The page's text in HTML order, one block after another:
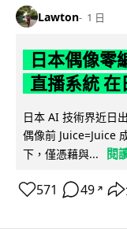
Lawton 1 日
日本偶像零
直播系統
日本 AI 技術界近日
偶像前 Juice=Juice
下，僅憑藉與...
閱
571 49 ↗